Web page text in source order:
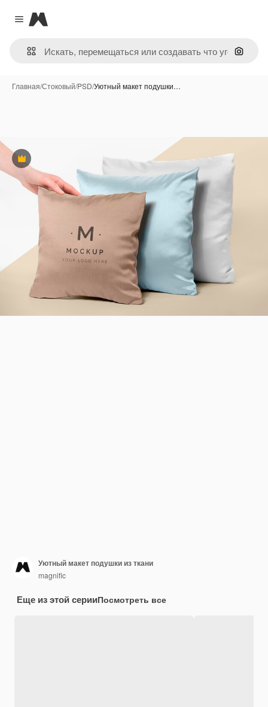
Close menu
Magnific
Поиск
Главная/Стоковый/PSD/Уютный макет подушки…
Премиум
Уютный макет подушки из ткани
magnific
Еще из этой серииПосмотреть все